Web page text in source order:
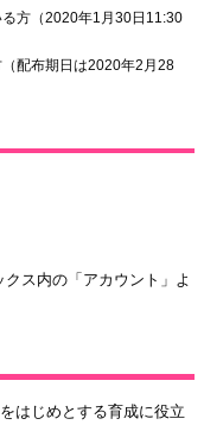
方（2020年1月30日11:30
配布期日は2020年2月28
ス内の「アカウント」よ
はじめとする育成に役立